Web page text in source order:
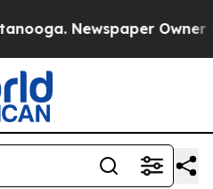
Newspaper Owner